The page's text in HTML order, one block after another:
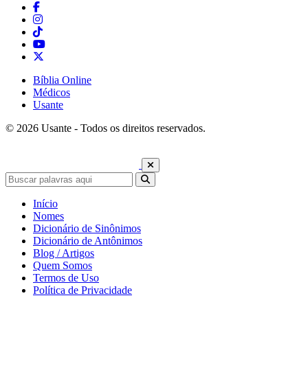
Bíblia Online
Médicos
Usante
© 2026 Usante - Todos os direitos reservados.
Início
Nomes
Dicionário de Sinônimos
Dicionário de Antônimos
Blog / Artigos
Quem Somos
Termos de Uso
Política de Privacidade